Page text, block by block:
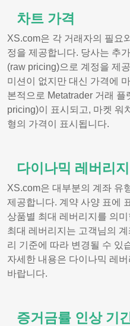
차트 가격
XS.com은 각 거래자의 필요
정을 제공합니다. 당사는 추
(raw pricing)으로 계정을 제
미션이 없지만 대신 가격에
본적으로 Metatrader 거래
pricing)이 표시되고, 마켓 워
형의 가격이 표시됩니다.
다이나믹 레버리지
XS.com은 대부분의 계좌 유
제공합니다. 계약 사양 표에
상품별 최대 레버리지를 의
최대 레버리지는 고객님의
리 기준에 따라 변경될 수 있
자세한 내용은 다이나믹 레
바랍니다.
증거금률 인상 기